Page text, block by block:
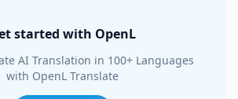
started with OpenL
AI Translation in 100+ Languages
with OpenL Translate